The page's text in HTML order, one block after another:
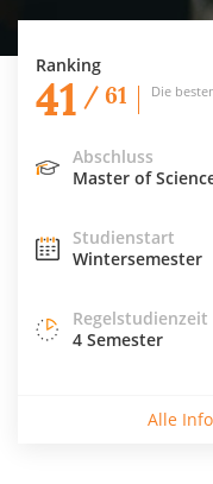
Ranking
41 / 61 Die
Abschluss
Master of
Studienstart
Wintersemester
Regelstudienzeit
4 Semester
Alle